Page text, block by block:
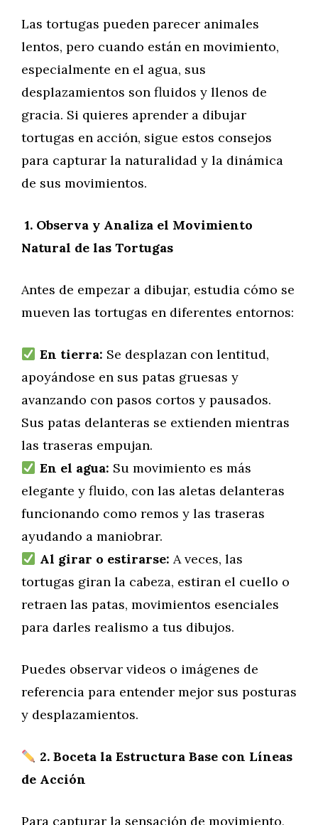
Las tortugas pueden parecer animales
lentos, pero cuando están en movimiento,
especialmente en el agua, sus
desplazamientos son fluidos y llenos de
gracia. Si quieres aprender a dibujar
tortugas en acción, sigue estos consejos
para capturar la naturalidad y la dinámica
de sus movimientos.
1. Observa y Analiza el Movimiento
Natural de las Tortugas
Antes de empezar a dibujar, estudia cómo se
mueven las tortugas en diferentes entornos:
En tierra: Se desplazan con lentitud,
apoyándose en sus patas gruesas y
avanzando con pasos cortos y pausados.
Sus patas delanteras se extienden mientras
las traseras empujan.
En el agua: Su movimiento es más
elegante y fluido, con las aletas delanteras
funcionando como remos y las traseras
ayudando a maniobrar.
Al girar o estirarse: A veces, las
tortugas giran la cabeza, estiran el cuello o
retraen las patas, movimientos esenciales
para darles realismo a tus dibujos.
Puedes observar videos o imágenes de
referencia para entender mejor sus posturas
y desplazamientos.
2. Boceta la Estructura Base con Líneas
de Acción
Para capturar la sensación de movimiento,